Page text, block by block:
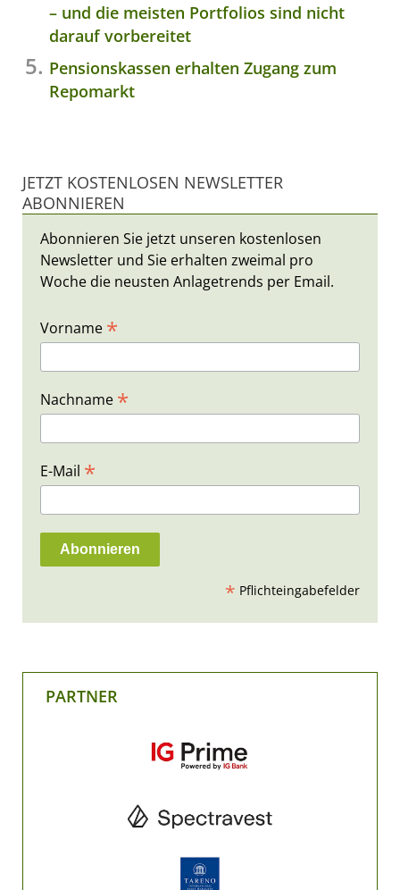
– und die meisten Portfolios sind nicht
darauf vorbereitet
Pensionskassen erhalten Zugang zum
Repomarkt
JETZT KOSTENLOSEN NEWSLETTER
ABONNIEREN
Abonnieren Sie jetzt unseren kostenlosen
Newsletter und Sie erhalten zweimal pro
Woche die neusten Anlagetrends per Email.
Vorname *
Nachname *
E-Mail *
* Pflichteingabefelder
PARTNER